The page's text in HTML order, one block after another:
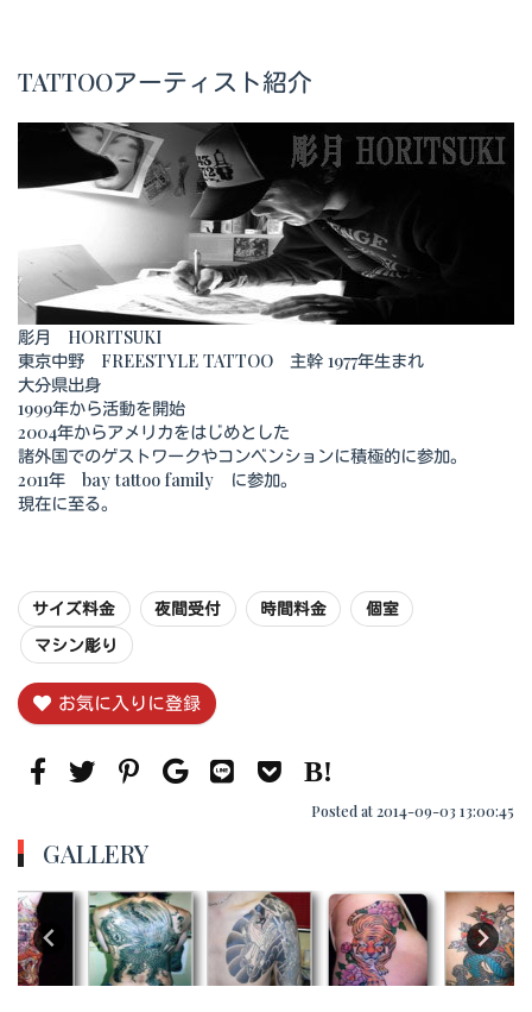
TATTOOアーティスト紹介
彫月 HORITSUKI
東京中野 FREESTYLE TATTOO 主幹 1977年生まれ
大分県出身
1999年から活動を開始
2004年からアメリカをはじめとした
諸外国でのゲストワークやコンベンションに積極的に参加。
2011年 bay tattoo family に参加。
現在に至る。
サイズ料金 夜間受付 時間料金
個室
マシン彫り
お気に入りに登録
Posted at 2014-09-03 13:00:45
GALLERY